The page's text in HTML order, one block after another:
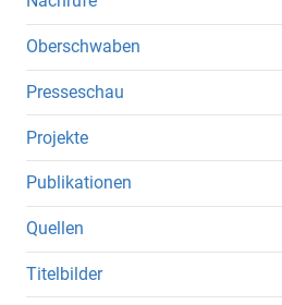
Oberschwaben
Presseschau
Projekte
Publikationen
Quellen
Titelbilder